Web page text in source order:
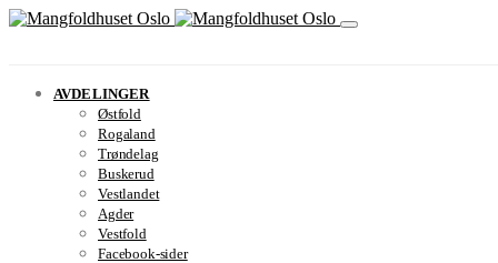
AVDELINGER
Østfold
Rogaland
Trøndelag
Buskerud
Vestlandet
Agder
Vestfold
Facebook-sider